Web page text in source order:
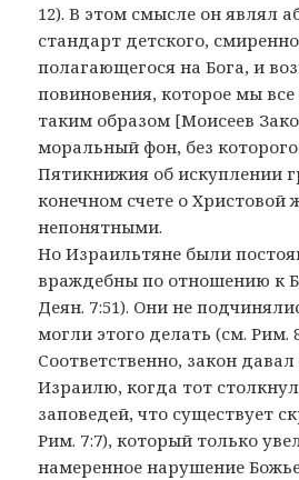
12). В этом смысле он являл
стандарт детского,
полагающегося на Бога, и
повиновения, которое мы
таким образом [Моисеев
моральный фон, без
Пятикнижия об искуплении
конечном счете о Христовой
непонятными.
Но Израильтяне были
враждебны по отношению к
Деян. 7:51). Они не
могли этого делать (см. Рим.
Соответственно, закон
Израилю, когда тот
заповедей, что существует
Рим. 7:7), который только
намеренное нарушение